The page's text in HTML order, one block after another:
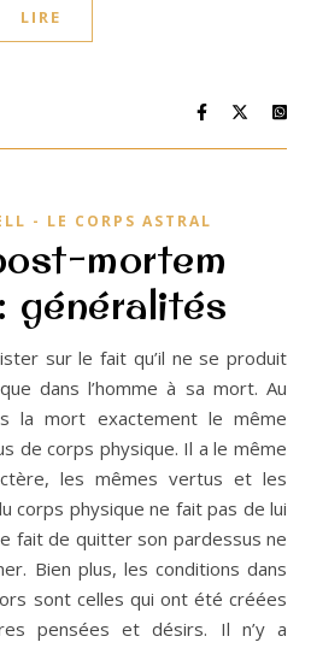
LIRE
- LE CORPS ASTRAL
mortem
généralités
sur le fait qu’il ne se produit
dans l’homme à sa mort. Au
la mort exactement le même
de corps physique. Il a le même
les mêmes vertus et les
corps physique ne fait pas de lui
fait de quitter son pardessus ne
Bien plus, les conditions dans
sont celles qui ont été créées
pensées et désirs. Il n’y a